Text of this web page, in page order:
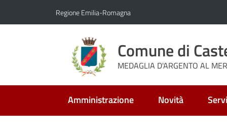
Regione Emilia-Romagna
Comune di
MEDAGLIA D'ARGENTO AL
Amministrazione Novità